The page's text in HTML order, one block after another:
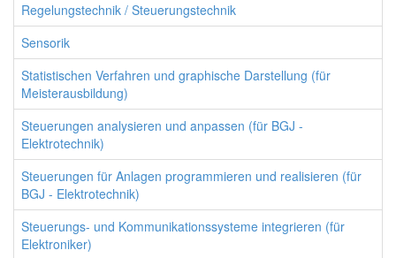
Regelungstechnik / Steuerungstechnik
Sensorik
Statistischen Verfahren und graphische Darstellung (für
Meisterausbildung)
Steuerungen analysieren und anpassen (für BGJ -
Elektrotechnik)
Steuerungen für Anlagen programmieren und realisieren (für
BGJ - Elektrotechnik)
Steuerungs- und Kommunikationssysteme integrieren (für
Elektroniker)